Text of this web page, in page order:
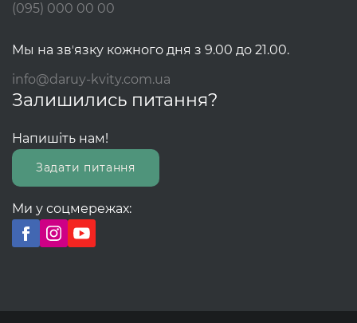
(095) 000 00 00
Мы на звʼязку кожного дня з 9.00 до 21.00.
info@daruy-kvity.com.ua
Залишились питання?
Напишіть нам!
Задати питання
Ми у соцмережах: